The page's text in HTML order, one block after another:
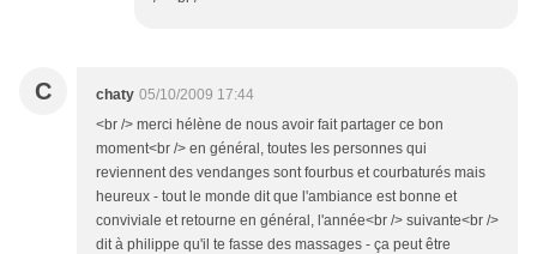
C chaty 05/10/2009 17:44
<br /> merci hélène de nous avoir fait partager ce bon
moment<br /> en général, toutes les personnes qui
reviennent des vendanges sont fourbus et courbaturés mais
heureux - tout le monde dit que l'ambiance est bonne et
conviviale et retourne en général, l'année<br /> suivante<br />
dit à philippe qu'il te fasse des massages - ça peut être